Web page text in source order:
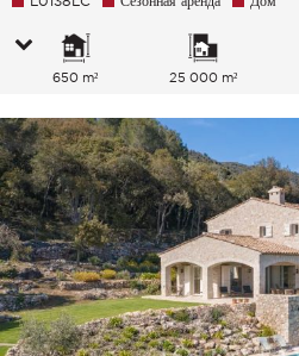
650 m² 25 000 m²